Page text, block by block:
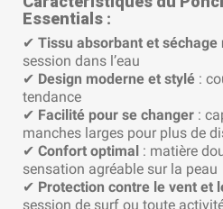
Essentials :
✔ Tissu absorbant et séchage
session dans l’eau
✔ Design moderne et stylé :
tendance
✔ Facilité pour se changer :
manches larges pour plus de
✔ Confort optimal : matière
sensation agréable sur la peau
✔ Protection contre le vent et
session de surf ou toute